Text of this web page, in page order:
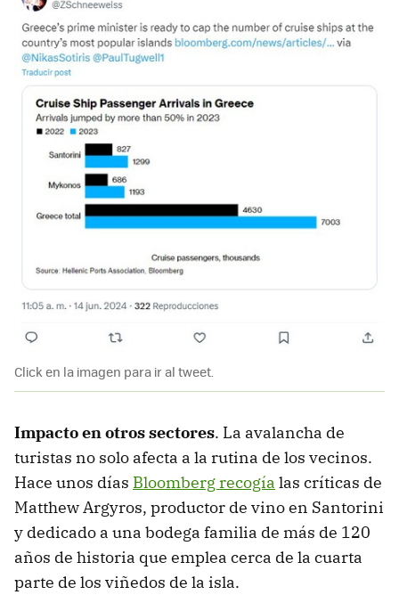
Click en la imagen para ir al tweet.
Impacto en otros sectores. La avalancha de
turistas no solo afecta a la rutina de los vecinos.
Hace unos días Bloomberg recogía las críticas de
Matthew Argyros, productor de vino en Santorini
y dedicado a una bodega familia de más de 120
años de historia que emplea cerca de la cuarta
parte de los viñedos de la isla.